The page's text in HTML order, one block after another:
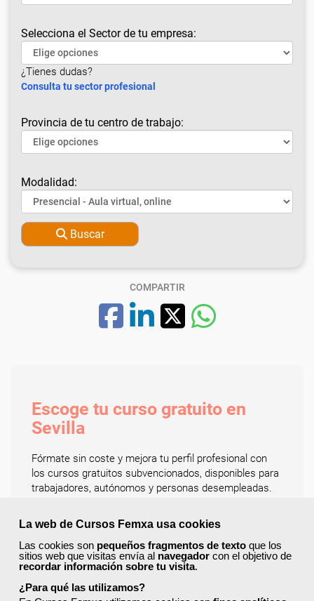
La web de Cursos Femxa usa cookies
Las cookies son pequeños fragmentos de texto que los
sitios web que visitas envía al navegador con el objetivo de
recordar información sobre tu visita.
¿Para qué las utilizamos?
Selecciona el Sector de tu empresa:
¿Tienes dudas?
Consulta tu sector profesional
Provincia de tu centro de trabajo:
Modalidad:
Buscar
COMPARTIR
Escoge tu curso gratuito en
Sevilla
Fórmate sin coste y mejora tu perfil profesional con
los cursos gratuitos subvencionados, disponibles para
trabajadores, autónomos y personas desempleadas.
clave y elige la modalidad que mejor se adapte a ti:
online, presencial o mixta.
Entre las áreas más demandadas encontrarás:
administración y gestión, informática y programación,
comercio y marketing, educación y docencia,
hostelería y turismo, idiomas, sanidad, logística y